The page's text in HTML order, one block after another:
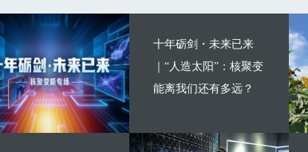
十年砺剑・未来已来
｜“人造太阳”：核聚变
能离我们还有多远？